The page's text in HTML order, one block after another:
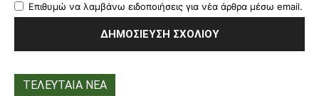
Επιθυμώ να λαμβάνω ειδοποιήσεις για νέα άρθρα μέσω email.
ΤΕΛΕΥΤΑΙΑ ΝΕΑ